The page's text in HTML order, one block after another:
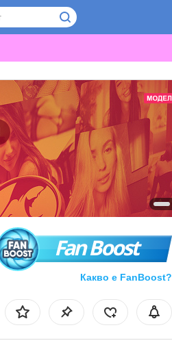
Fan Boost
Какво е FanBoost?